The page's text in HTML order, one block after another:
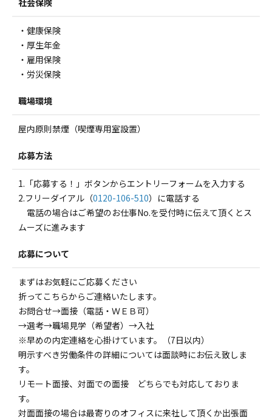
・健康保険
・厚生年金
・雇用保険
・労災保険
職場環境
屋内原則禁煙（喫煙専用室設置）
応募方法
1.「応募する！」ボタンからエントリーフォームを入力する
2.フリーダイアル（0120-106-510）に電話する
電話の場合はご希望のお仕事No.を受付時に伝えて頂くとス
ムーズに進みます
応募について
まずはお気軽にご応募ください
折ってこちらからご連絡いたします。
お問合せ→面接（電話・ＷＥＢ可）
→選考→職場見学（希望者）→入社
※早めの内定連絡を心掛けています。（7日以内）
明示すべき労働条件の詳細については面談時にお伝え致しま
す。
リモート面接、対面での面接 どちらでも対応しておりま
す。
対面面接の場合は最寄りのオフィスに来社して頂くか出張面